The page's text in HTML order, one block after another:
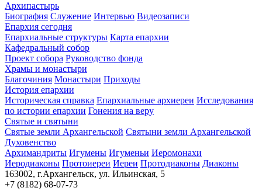
Архипастырь
Биография Служение Интервью Видеозаписи
Епархия сегодня
Епархиальные структуры Карта епархии
Кафедральный собор
Проект собора Руководство фонда
Храмы и монастыри
Благочиния Монастыри Приходы
История епархии
Историческая справка Епархиальные архиереи Исследования
по истории епархии Гонения на веру
Святые и святыни
Святые земли Архангельской Святыни земли Архангельской
Духовенство
Архимандриты Игумены Игуменьи Иеромонахи
Иеродиаконы Протоиереи Иереи Протодиаконы Диаконы
163002, г.Архангельск, ул. Ильинская, 5
+7 (8182) 68-07-73